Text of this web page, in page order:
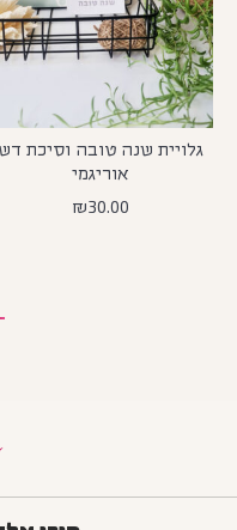
גלויית שנה טובה וסיכת
אוריגמי
₪30.00